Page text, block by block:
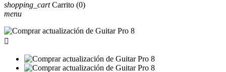
shopping_cart Carrito (0)
menu
